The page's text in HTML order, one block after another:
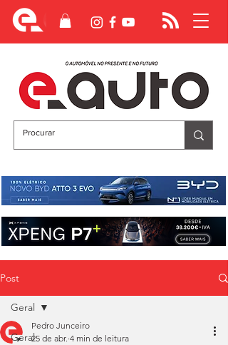
Post
Geral
Geral
Pedro Junceiro
25 de abr. 4 min de leitura